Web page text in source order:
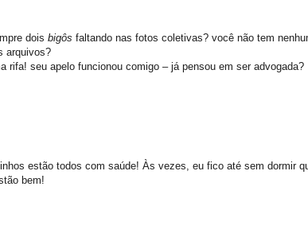
dois bigôs faltando nas fotos coletivas? você não tem
arquivos?
rifa! seu apelo funcionou comigo – já pensou em ser advogada?
estão todos com saúde! Às vezes, eu fico até sem dormir
bem!